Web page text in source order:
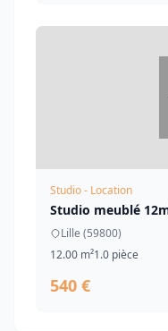
Studio - Location
Studio meublé
Lille (59800)
12.00 m²1.0 pièce
540 €